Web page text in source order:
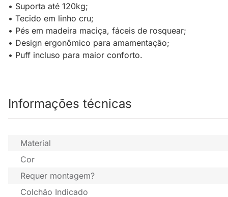
• Suporta até 120kg;
• Tecido em linho cru;
• Pés em madeira maciça, fáceis de rosquear;
• Design ergonômico para amamentação;
• Puff incluso para maior conforto.
Informações técnicas
Material
Cor
Requer montagem?
Colchão Indicado